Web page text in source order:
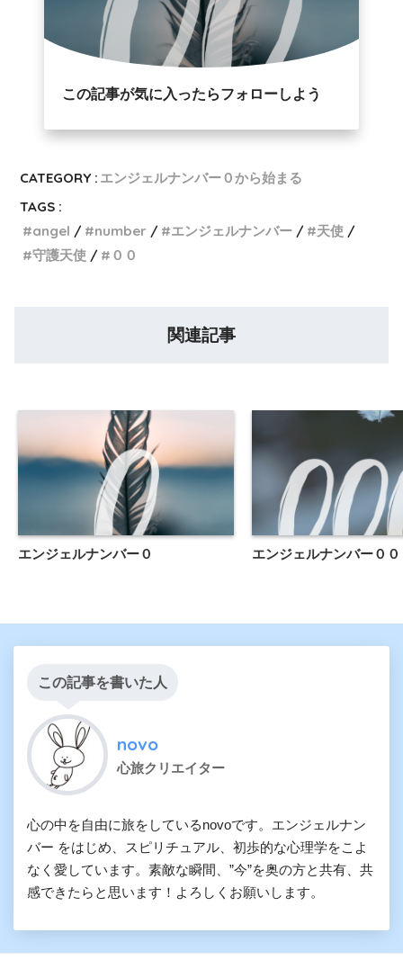
この記事が気に入ったらフォローしよう
CATEGORY : エンジェルナンバー０から始まる
TAGS :
angel
number エンジェルナンバー
天使
守護天使
００
関連記事
エンジェルナンバー０ エンジェルナンバー００
この記事を書いた人
novo
心旅クリエイター
心の中を自由に旅をしているnovoです。エンジェルナン
バー をはじめ、スピリチュアル、初歩的な心理学をこよ
なく愛しています。素敵な瞬間、”今”を奥の方と共有、共
感できたらと思います！よろしくお願いします。